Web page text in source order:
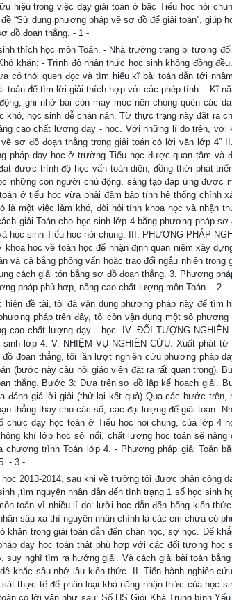
hiệu trong việc dạy giải toán ở bậc Tiểu học nói
“Sử dụng phương pháp vẽ sơ đồ để giải toán”, giúp
đồ đoạn thẳng. - 1 -
thích học môn Toán. - Nhà trường trang bị tương
khăn: - Trình độ nhận thức học sinh không đồng
có thói quen đọc và tìm hiểu kĩ bài toán dẫn tới
toán để tìm lời giải thích hợp với các phép tính. - Kĩ
ghi nhớ bài còn máy móc nên chóng quên các
khó, học sinh dễ chán nản. Từ thực trạng này đặt ra
cao chất lượng dạy - học. Với những lí do trên, với
sơ đồ đoạn thẳng trong giải toán có lời văn lớp 4”
pháp dạy học ở trường Tiểu học được quan tâm và
được trình độ học vấn toàn diện, đồng thời phát
những con người chủ động, sáng tạo đáp ứng được
ở tiểu học vừa phải đảm bảo tính hệ thống chính
một việc làm khó, đòi hỏi tính khoa học và nhận
giải Toán cho học sinh lớp 4 bằng phương pháp sơ
học sinh Tiểu học nói chung. III. PHƯƠNG PHÁP
học về toán học để nhận định quan niệm xây
và cả bằng phỏng vấn hoặc trao đổi ngẫu nhiên trong
cách giải tón bằng sơ đồ đoạn thẳng. 3. Phương
pháp phù hợp, nâng cao chất lượng môn Toán. - 2 -
đề tài, tôi đã vận dụng phương pháp này để tìm
pháp trên đây, tôi còn vận dụng một số
cao chất lượng dạy - học. IV. ĐỐI TƯỢNG
lớp 4. V. NHIỆM VỤ NGHIÊN CỨU. Xuất phát
đoạn thẳng, tôi lần lượt nghiên cứu phương pháp
(bước này câu hỏi giáo viên đặt ra rất quan trọng).
thẳng. Bước 3: Dựa trên sơ đồ lập kế hoạch giải.
đánh giá lời giải (thử lại kết quả) Qua các bước
thẳng thay cho các số, các đại lượng để giải toán.
dạy học toán ở Tiểu học nói chung, của lớp 4
khí lớp học sôi nổi, chất lượng học toán sẽ nâng
chương trình Toán lớp 4. - Phương pháp giải Toán
- 3 -
2013-2014, sau khi về trường tôi đựơc phân công
,tìm nguyên nhân dẫn đến tình trạng 1 số học sinh
toán vì nhiều lí do: lười học dẫn đến hổng kiến
sâu xa thì nguyên nhân chính là các em chưa có
khăn trong giải toán dẫn đến chán học, sợ học. Để
dạy học toán thật phù hợp với các đối tượng học
nghĩ tìm ra hướng giải. Và cách giải bài toán
khắc sâu nhớ lâu kiến thức. II. Tiến hành nghiên
thực tế để phân loại khả năng nhận thức của học
có lời văn như sau: Số HS Giỏi Khá Trung bình